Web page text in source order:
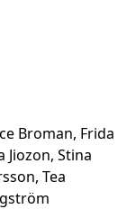
Broman, Frida
Jiozon, Stina
Tea